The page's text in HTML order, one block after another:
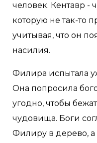
человек. Кентавр -
которую не так-то
учитывая, что он
насилия.
Филира испытала
Она попросила
угодно, чтобы
чудовища. Боги
Филиру в дерево, а